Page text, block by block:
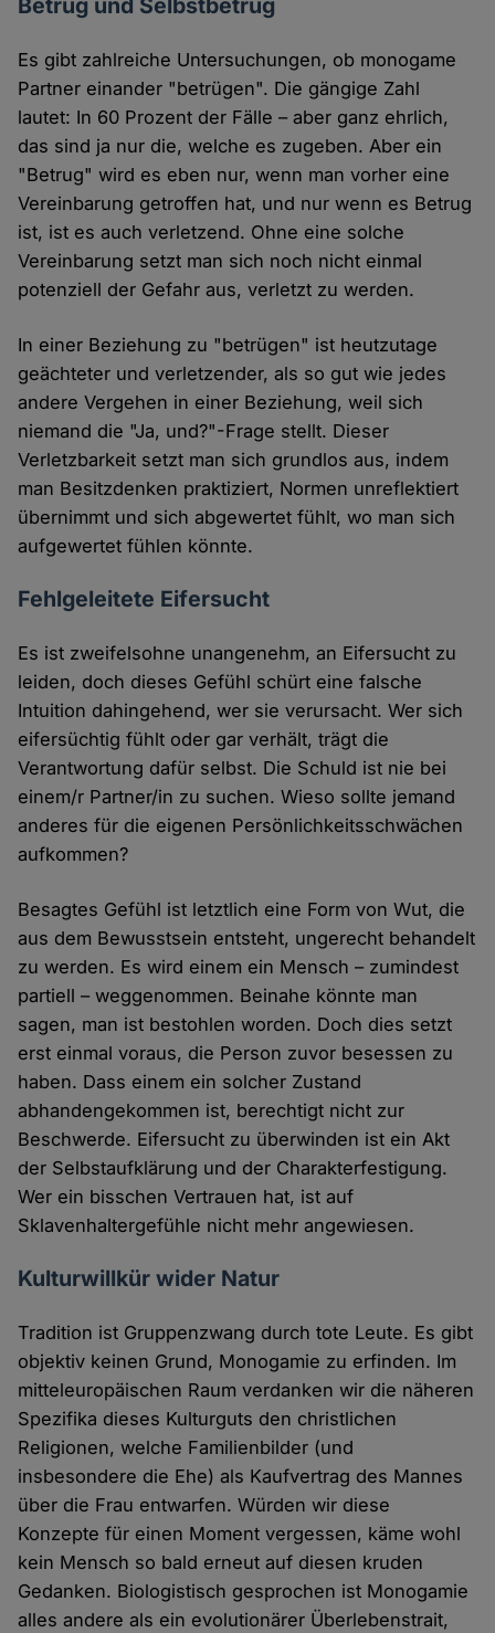
Betrug und Selbstbetrug
Es gibt zahlreiche Untersuchungen, ob monogame
Partner einander "betrügen". Die gängige Zahl
lautet: In 60 Prozent der Fälle – aber ganz ehrlich,
das sind ja nur die, welche es zugeben. Aber ein
"Betrug" wird es eben nur, wenn man vorher eine
Vereinbarung getroffen hat, und nur wenn es Betrug
ist, ist es auch verletzend. Ohne eine solche
Vereinbarung setzt man sich noch nicht einmal
potenziell der Gefahr aus, verletzt zu werden.
In einer Beziehung zu "betrügen" ist heutzutage
geächteter und verletzender, als so gut wie jedes
andere Vergehen in einer Beziehung, weil sich
niemand die "Ja, und?"-Frage stellt. Dieser
Verletzbarkeit setzt man sich grundlos aus, indem
man Besitzdenken praktiziert, Normen unreflektiert
übernimmt und sich abgewertet fühlt, wo man sich
aufgewertet fühlen könnte.
Fehlgeleitete Eifersucht
Es ist zweifelsohne unangenehm, an Eifersucht zu
leiden, doch dieses Gefühl schürt eine falsche
Intuition dahingehend, wer sie verursacht. Wer sich
eifersüchtig fühlt oder gar verhält, trägt die
Verantwortung dafür selbst. Die Schuld ist nie bei
einem/r Partner/in zu suchen. Wieso sollte jemand
anderes für die eigenen Persönlichkeitsschwächen
aufkommen?
Besagtes Gefühl ist letztlich eine Form von Wut, die
aus dem Bewusstsein entsteht, ungerecht behandelt
zu werden. Es wird einem ein Mensch – zumindest
partiell – weggenommen. Beinahe könnte man
sagen, man ist bestohlen worden. Doch dies setzt
erst einmal voraus, die Person zuvor besessen zu
haben. Dass einem ein solcher Zustand
abhandengekommen ist, berechtigt nicht zur
Beschwerde. Eifersucht zu überwinden ist ein Akt
der Selbstaufklärung und der Charakterfestigung.
Wer ein bisschen Vertrauen hat, ist auf
Sklavenhaltergefühle nicht mehr angewiesen.
Kulturwillkür wider Natur
Tradition ist Gruppenzwang durch tote Leute. Es gibt
objektiv keinen Grund, Monogamie zu erfinden. Im
mitteleuropäischen Raum verdanken wir die näheren
Spezifika dieses Kulturguts den christlichen
Religionen, welche Familienbilder (und
insbesondere die Ehe) als Kaufvertrag des Mannes
über die Frau entwarfen. Würden wir diese
Konzepte für einen Moment vergessen, käme wohl
kein Mensch so bald erneut auf diesen kruden
Gedanken. Biologistisch gesprochen ist Monogamie
alles andere als ein evolutionärer Überlebenstrait,